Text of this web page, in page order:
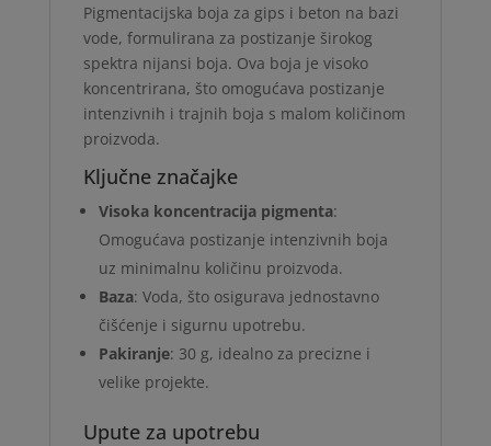
Pigmentacijska boja za gips i beton na bazi
vode, formulirana za postizanje širokog
spektra nijansi boja. Ova boja je visoko
koncentrirana, što omogućava postizanje
intenzivnih i trajnih boja s malom količinom
proizvoda.
Ključne značajke
Visoka koncentracija pigmenta:
Omogućava postizanje intenzivnih boja
uz minimalnu količinu proizvoda.
Baza: Voda, što osigurava jednostavno
čišćenje i sigurnu upotrebu.
Pakiranje: 30 g, idealno za precizne i
velike projekte.
Upute za upotrebu